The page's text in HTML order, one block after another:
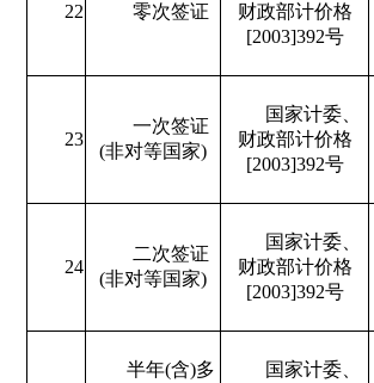
22 零次签证
财政部计价格
[2003]392号
23
一次签证
(非对等国家)
国家计委、
财政部计价格
[2003]392号
24
二次签证
(非对等国家)
国家计委、
财政部计价格
[2003]392号
半年(含)多
国家计委、